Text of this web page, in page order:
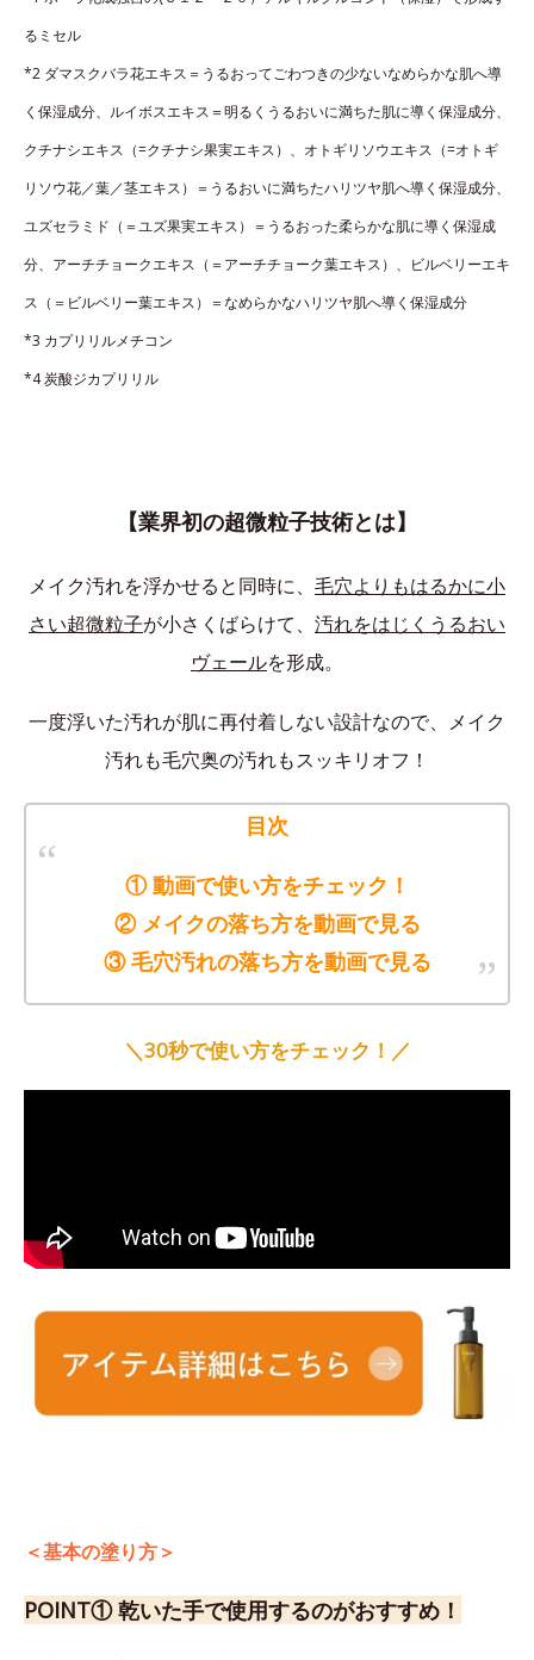
るミセル
*2 ダマスクバラ花エキス＝うるおってごわつきの少ないなめらかな肌へ導
く保湿成分、ルイボスエキス＝明るくうるおいに満ちた肌に導く保湿成分、
クチナシエキス（=クチナシ果実エキス）、オトギリソウエキス（=オトギ
リソウ花／葉／茎エキス）＝うるおいに満ちたハリツヤ肌へ導く保湿成分、
ユズセラミド（＝ユズ果実エキス）＝うるおった柔らかな肌に導く保湿成
分、アーチチョークエキス（＝アーチチョーク葉エキス）、ビルベリーエキ
ス（＝ビルベリー葉エキス）＝なめらかなハリツヤ肌へ導く保湿成分
*3 カプリリルメチコン
*4 炭酸ジカプリリル
【業界初の超微粒子技術とは】
メイク汚れを浮かせると同時に、 毛穴よりもはるかに小
さい超微粒子が小さくばらけて、 汚れをはじくうるおい
ヴェールを形成。
一度浮いた汚れが肌に再付着しない設計なので、メイク
汚れも毛穴奥の汚れもスッキリオフ！
目次
① 動画で使い方をチェック！
② メイクの落ち方を動画で見る
③ 毛穴汚れの落ち方を動画で見る
＼30秒で使い方をチェック！／
＜基本の塗り方＞
POINT① 乾いた手で使用するのがおすすめ！